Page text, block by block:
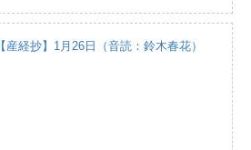
【産経抄】1月26日（音読：鈴木春花）